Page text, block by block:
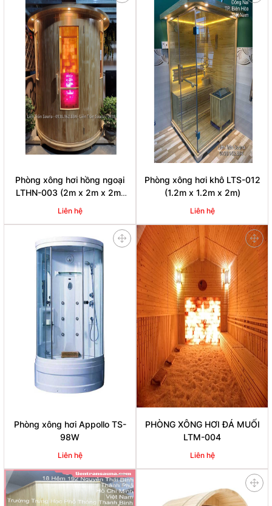
Phòng xông hơi hồng ngoại
LTHN-003 (2m x 2m x 2m)
phù hợp cho Homestay,
Resort,...
Liên hệ
Phòng xông hơi khô LTS-012
(1.2m x 1.2m x 2m)
Liên hệ
Phòng xông hơi Appollo TS-
98W
Liên hệ
PHÒNG XÔNG HƠI ĐÁ MUỐI
LTM-004
Liên hệ